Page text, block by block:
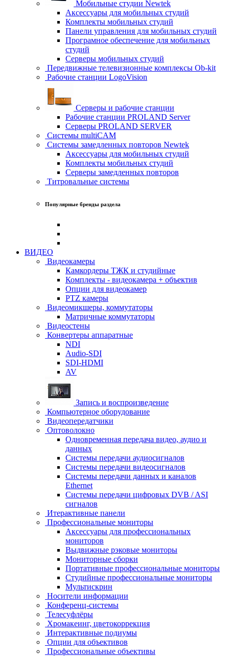
Мобильные студии Newtek
Аксессуары для мобильных студий
Комплекты мобильных студий
Панели управления для мобильных студий
Програмное обеспечение для мобильных
студий
Серверы мобильных студий
Передвижные телевизионные комплексы Ob-kit
Рабочие станции LogoVision
Серверы и рабочие станции
Рабочие станции PROLAND Server
Серверы PROLAND SERVER
Системы multiCAM
Системы замедленных повторов Newtek
Аксессуары для мобильных студий
Комплекты мобильных студий
Серверы замедленных повторов
Титровальные системы
Популярные бренды раздела
ВИДЕО
Видеокамеры
Камкордеры ТЖК и студийные
Комплекты - видеокамера + объектив
Опции для видеокамер
PTZ камеры
Видеомикшеры, коммутаторы
Матричные коммутаторы
Видеостены
Конвертеры аппаратные
NDI
Audio-SDI
SDI-HDMI
AV
Запись и воспроизведение
Компьютерное оборудование
Видеопередатчики
Оптоволокно
Одновременная передача видео, аудио и
данных
Системы передачи аудиосигналов
Системы передачи видеосигналов
Системы передачи данных и каналов
Ethernet
Системы передачи цифровых DVB / ASI
сигналов
Итерактивные панели
Профессиональные мониторы
Аксессуары для профессиональных
мониторов
Выдвижные рэковые мониторы
Мониторные сборки
Портативные профессиональные мониторы
Студийные профессиональные мониторы
Мультискрин
Носители информации
Конференц-системы
Телесуфлёры
Хромакеинг, цветокоррекция
Интерактивные подиумы
Опции для объективов
Профессиональные объективы